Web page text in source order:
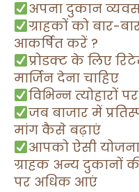
अपना दुकान
ग्राहकों को बार-
आकर्षित करें ?
प्रोडक्ट के लिए
मार्जिन देना चाहिए
विभिन्न
जब बाजार में
मांग कैसे बढ़ाएं
आपको ऐसी
ग्राहक अन्य दुकानों
पर अधिक आएं